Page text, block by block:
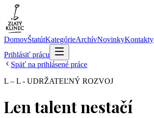
DomovŠtatútKategórieArchívNovinkyKontakty
Prihlásiť prácu
Späť na prihlásené práce
L – L - UDRŽATEĽNÝ ROZVOJ
Len talent nestačí